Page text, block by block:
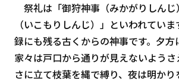
祭礼は「御狩神事（みかがりしん
（いこもりしんじ）」といわれてい
録にも残る古くからの神事です。夕
家々は戸口から通りが見えないよう
さに立て枝葉を縄で縛り、夜は明か